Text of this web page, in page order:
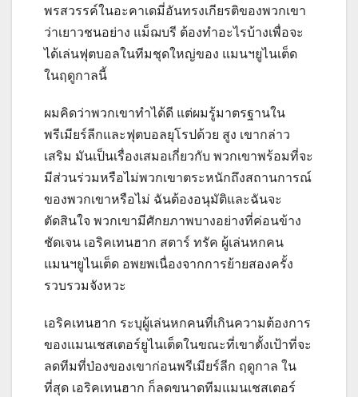
พรสวรรค์ในอะคาเดมี่อันทรงเกียรติของพวกเขา
ว่าเยาวชนอย่าง แม็ฌบรี ต้องทำอะไรบ้างเพื่อจะ
ได้เล่นฟุตบอลในทีมชุดใหญ่ของ แมนฯยูไนเต็ด
ในฤดูกาลนี้
ผมคิดว่าพวกเขาทำได้ดี แต่ผมรู้มาตรฐานใน
พรีเมียร์ลีกและฟุตบอลยุโรปด้วย สูง เขากล่าว
เสริม มันเป็นเรื่องเสมอเกี่ยวกับ พวกเขาพร้อมที่จะ
มีส่วนร่วมหรือไม่พวกเขาตระหนักถึงสถานการณ์
ของพวกเขาหรือไม่ ฉันต้องอนุมัติและฉันจะ
ตัดสินใจ พวกเขามีศักยภาพบางอย่างที่ค่อนข้าง
ชัดเจน เอริคเทนฮาก สตาร์ ทรัค ผู้เล่นหกคน
แมนฯยูไนเต็ด อพยพเนื่องจากการย้ายสองครั้ง
รวบรวมจังหวะ
เอริคเทนฮาก ระบุผู้เล่นหกคนที่เกินความต้องการ
ของแมนเชสเตอร์ยูไนเต็ดในขณะที่เขาตั้งเป้าที่จะ
ลดทีมที่ป่องของเขาก่อนพรีเมียร์ลีก ฤดูกาล ใน
ที่สุด เอริคเทนฮาก ก็ลดขนาดทีมแมนเชสเตอร์